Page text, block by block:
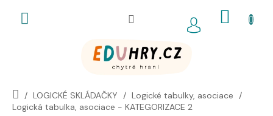
obsah
LOGICKÉ SKLÁDAČKY
Logické tabulky, asociace
Logická tabulka, asociace - KATEGORIZACE 2